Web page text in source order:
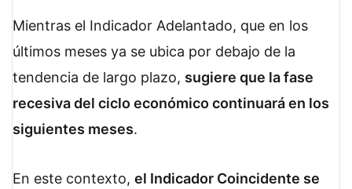
Mientras el Indicador Adelantado, que en los
últimos meses ya se ubica por debajo de la
tendencia de largo plazo, sugiere que la fase
recesiva del ciclo económico continuará en los
siguientes meses.
En este contexto, el Indicador Coincidente se